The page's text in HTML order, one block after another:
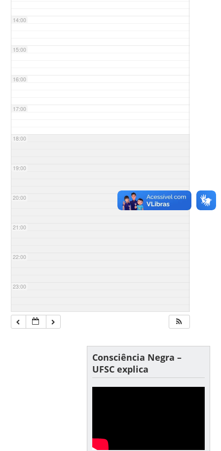
14:00
15:00
16:00
17:00
18:00
19:00
20:00
21:00
22:00
23:00
Consciência Negra –
UFSC explica